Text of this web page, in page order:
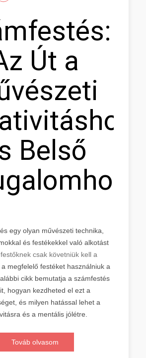
Út a
Belső
egy olyan művészeti technika,
és festékekkel való alkotást
csak követniük kell a
megfelelő festéket használniuk a
cikk bemutatja a számfestés
hogyan kezdheted el ezt a
és milyen hatással lehet a
és a mentális jólétre.
Továb olvasom